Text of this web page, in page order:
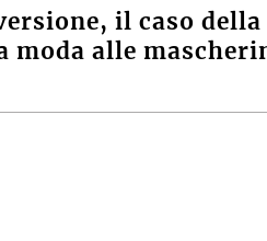
il caso
moda alle